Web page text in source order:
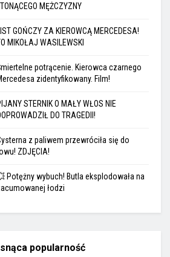
I TONĄCEGO MĘŻCZYZNY
GOŃCZY ZA KIEROWCĄ MERCEDESA!
MIKOŁAJ WASILEWSKI
potrącenie. Kierowca czarnego
zidentyfikowany. Film!
STERNIK O MAŁY WŁOS NIE
DO TRAGEDII!
z paliwem przewróciła się do
ZDJĘCIA!
Potężny wybuch! Butla eksplodowała na
łodzi
popularność